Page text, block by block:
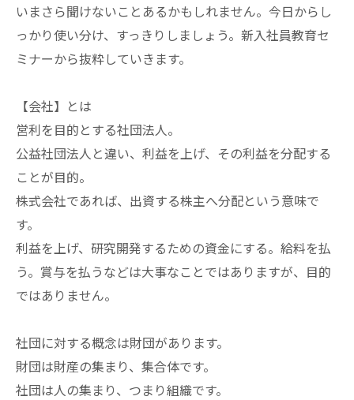
いまさら聞けないことあるかもしれません。今日からし
っかり使い分け、すっきりしましょう。新入社員教育セ
ミナーから抜粋していきます。
【会社】とは
営利を目的とする社団法人。
公益社団法人と違い、利益を上げ、その利益を分配する
ことが目的。
株式会社であれば、出資する株主へ分配という意味で
す。
利益を上げ、研究開発するための資金にする。給料を払
う。賞与を払うなどは大事なことではありますが、目的
ではありません。
社団に対する概念は財団があります。
財団は財産の集まり、集合体です。
社団は人の集まり、つまり組織です。